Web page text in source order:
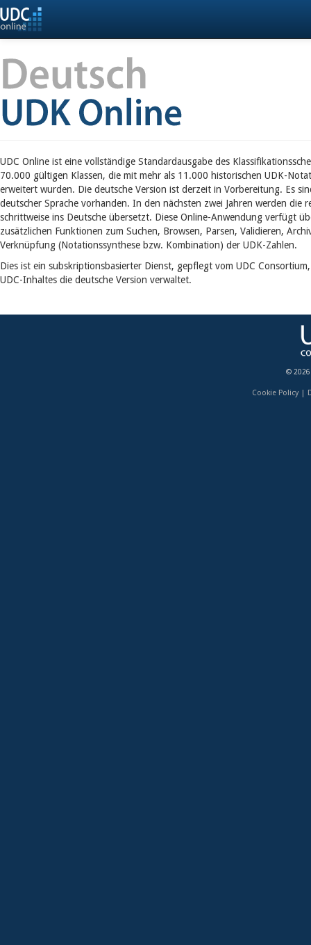
UDC Online ist eine vollständige Standardausgabe des
70.000 gültigen Klassen, die mit mehr als 11.000 historischen UDK-
erweitert wurden. Die deutsche Version ist derzeit in Vorbereitung. Es
deutscher Sprache vorhanden. In den nächsten zwei Jahren werden die
schrittweise ins Deutsche übersetzt. Diese Online-Anwendung verfügt
zusätzlichen Funktionen zum Suchen, Browsen, Parsen, Validieren,
Verknüpfung (Notationssynthese bzw. Kombination) der UDK-Zahlen.
Dies ist ein subskriptionsbasierter Dienst, gepflegt vom UDC
UDC-Inhaltes die deutsche Version verwaltet.
© 2026
Cookie Policy|